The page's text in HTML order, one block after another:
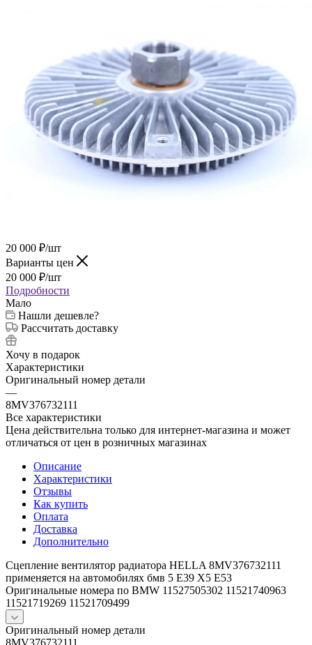
20 000 ₽/шт
Варианты цен
20 000 ₽/шт
Подробности
Мало
Нашли дешевле?
Рассчитать доставку
Хочу в подарок
Характеристики
Оригинальный номер детали
—
8MV376732111
Все характеристики
Цена действительна только для интернет-магазина и может
отличаться от цен в розничных магазинах
Описание
Характеристики
Отзывы
Как купить
Оплата
Доставка
Дополнительно
Сцепление вентилятор радиатора HELLA 8MV376732111
применяется на автомобилях бмв 5 Е39 Х5 Е53
Оригинальные номера по BMW 11527505302 11521740963
11521719269 11521709499
Оригинальный номер детали
8MV376732111